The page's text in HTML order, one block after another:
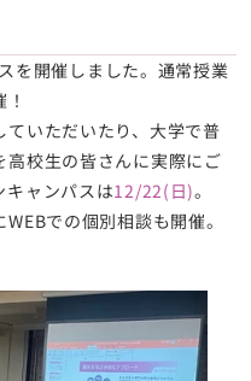
を開催しました。通常授業
いただいたり、大学で普
校生の皆さんに実際にご
キャンパスは12/22(日)。
での個別相談も開催。